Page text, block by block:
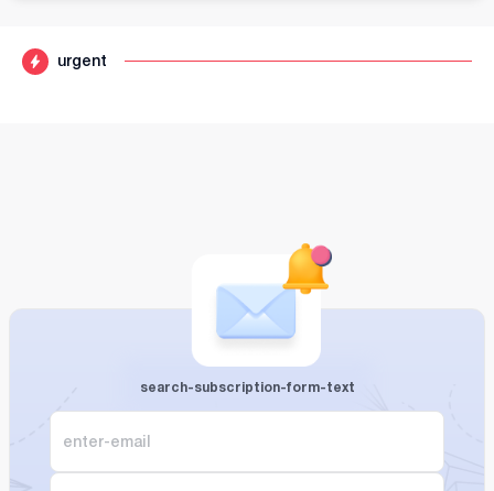
urgent
search-subscription-form-text